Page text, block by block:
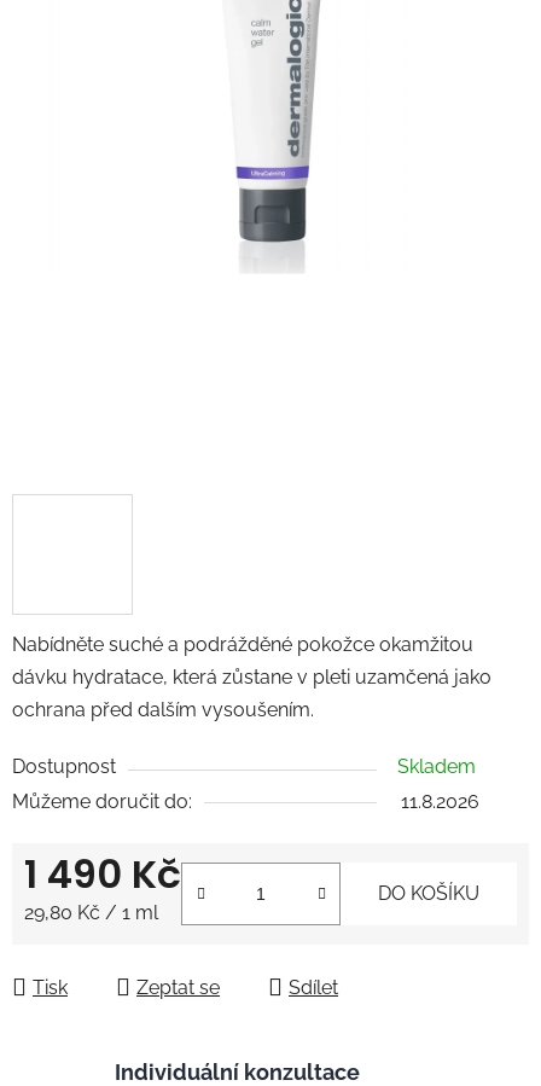
Nabídněte suché a podrážděné pokožce okamžitou
dávku hydratace, která zůstane v pleti uzamčená jako
ochrana před dalším vysoušením.
Dostupnost
Skladem
Můžeme doručit do:
11.8.2026
1 490 Kč
Měrná cena:
29,80 Kč / 1 ml
DO KOŠÍKU
Tisk Zeptat se Sdílet
Individuální konzultace